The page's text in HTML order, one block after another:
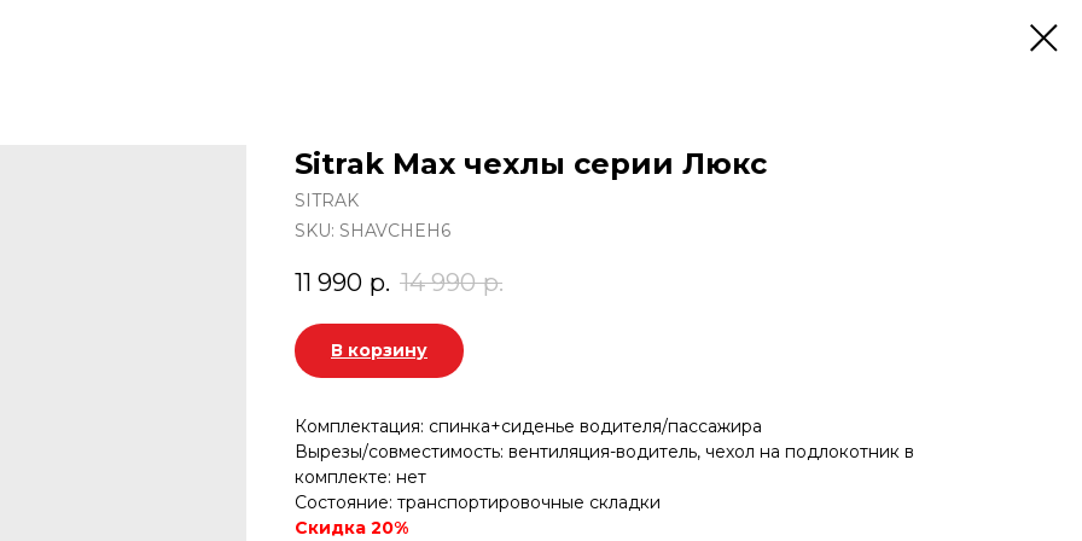
Sitrak Max чехлы серии Люкс
SITRAK
SKU: SHAVCHEH6
11 990 р. 14 990 р.
В корзину
Комплектация: спинка+сиденье водителя/пассажира
Вырезы/совместимость: вентиляция-водитель, чехол на подлокотник в
комплекте: нет
Состояние: транспортировочные складки
Скидка 20%